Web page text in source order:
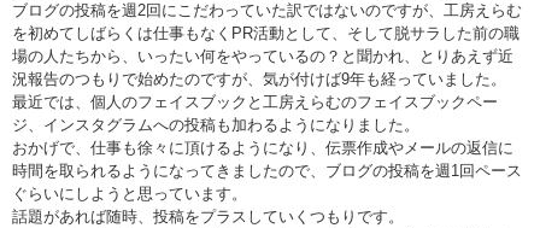
ブログの投稿を週2回にこだわっていた訳ではないのですが、工房えらむ
を初めてしばらくは仕事もなくPR活動として、そして脱サラした前の職
場の人たちから、いったい何をやっているの？と聞かれ、とりあえず近
況報告のつもりで始めたのですが、気が付けば9年も経っていました。
最近では、個人のフェイスブックと工房えらむのフェイスブックペー
ジ、インスタグラムへの投稿も加わるようになりました。
おかげで、仕事も徐々に頂けるようになり、伝票作成やメールの返信に
時間を取られるようになってきましたので、ブログの投稿を週1回ペース
ぐらいにしようと思っています。
話題があれば随時、投稿をプラスしていくつもりです。